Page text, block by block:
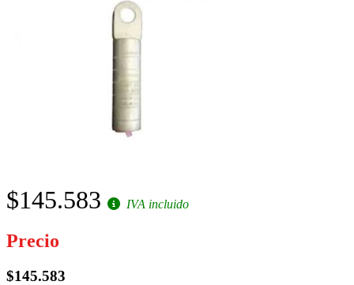
$145.583 IVA incluido
Precio
$145.583